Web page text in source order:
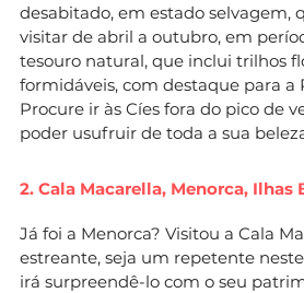
desabitado, em estado selvagem,
visitar de abril a outubro, em
tesouro natural, que inclui trilhos
formidáveis, com destaque para a
Procure ir às Cíes fora do pico de
poder usufruir de toda a sua
2. Cala Macarella, Menorca, Ilhas
Já foi a Menorca? Visitou a Cala
estreante, seja um repetente
irá surpreendê-lo com o seu